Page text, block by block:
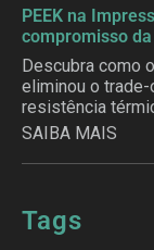
PEEK na
compromisso
Descubra como
eliminou o
resistência
SAIBA MAIS
Tags